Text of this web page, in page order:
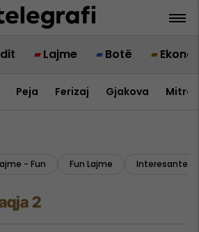
Lajme Botë
Peja Ferizaj Gjakova
- Fun Fun Lajme Interesante
2